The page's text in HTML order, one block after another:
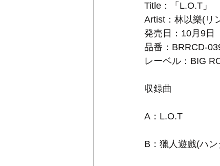
Title：「L.O.T」
Artist：林以樂(リ
発売日：10月9日
品番：BRRCD-
レーベル：BIG
収録曲
A：L.O.T
B：獵人遊戲(ハ